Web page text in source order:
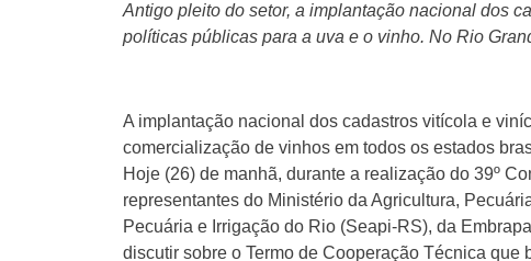
Antigo pleito do setor, a implantação nacional dos
políticas públicas para a uva e o vinho. No Rio
A implantação nacional dos cadastros vitícola e
comercialização de vinhos em todos os estados
Hoje (26) de manhã, durante a realização do 39º
representantes do Ministério da Agricultura,
Pecuária e Irrigação do Rio (Seapi-RS), da
discutir sobre o Termo de Cooperação Técnica